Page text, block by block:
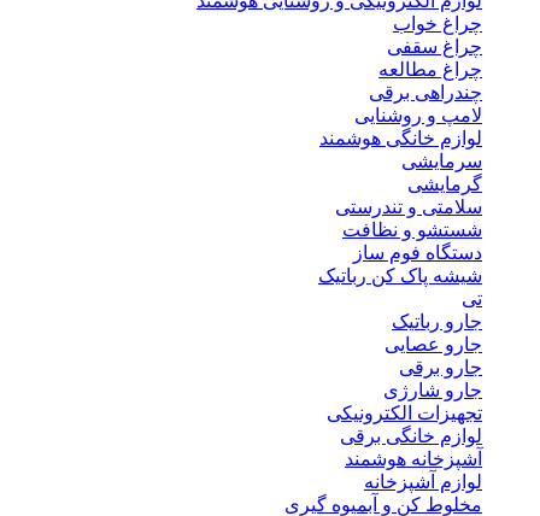
چراغ خواب
چراغ سقفی
چراغ مطالعه
چندراهی برقی
لامپ و روشنایی
لوازم خانگی هوشمند
سرمایشی
گرمایشی
سلامتی و تندرستی
شستشو و نظافت
دستگاه فوم ساز
شیشه پاک کن رباتیک
تی
جارو رباتیک
جارو عصایی
جارو برقی
جارو شارژی
تجهیزات الکترونیکی
لوازم خانگی برقی
آشپزخانه هوشمند
لوازم آشپزخانه
مخلوط کن و آبمیوه گیری